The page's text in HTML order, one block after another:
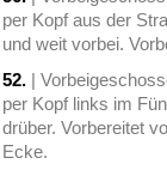
per Kopf aus der
und weit vorbei.
52. |
per Kopf links im
drüber. Vorbereitet
Ecke.